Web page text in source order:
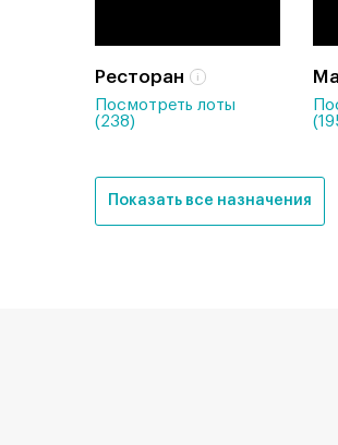
Ресторан
Посмотреть лоты
(238)
Показать все назначения